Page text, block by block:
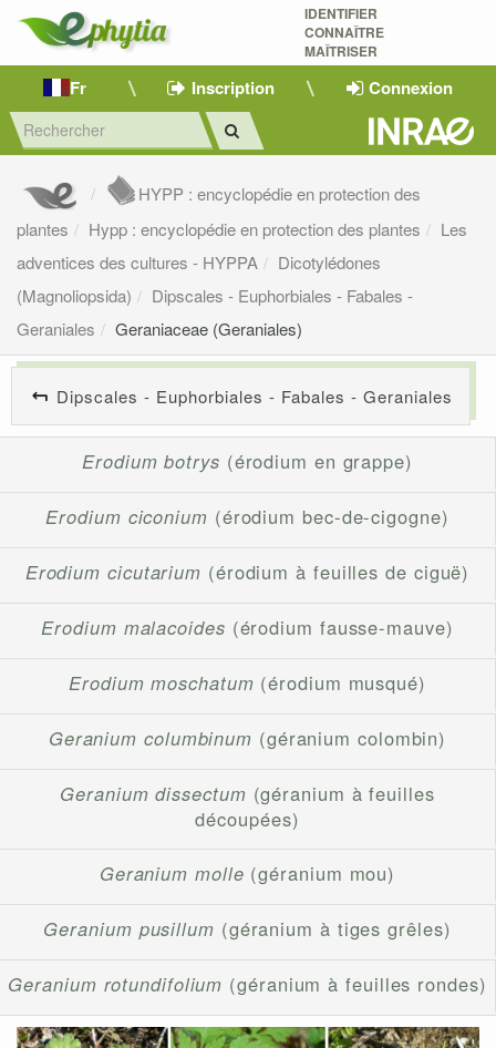
IDENTIFIER
CONNAÎTRE
MAÎTRISER
Fr Inscription Connexion
HYPP : encyclopédie en protection des
plantes
Hypp : encyclopédie en protection des plantes
Les
adventices des cultures - HYPPA
Dicotylédones
(Magnoliopsida)
Dipscales - Euphorbiales - Fabales -
Geraniales
Geraniaceae (Geraniales)
Dipscales - Euphorbiales - Fabales - Geraniales
Erodium botrys (érodium en grappe)
Erodium ciconium (érodium bec-de-cigogne)
Erodium cicutarium (érodium à feuilles de ciguë)
Erodium malacoides (érodium fausse-mauve)
Erodium moschatum (érodium musqué)
Geranium columbinum (géranium colombin)
Geranium dissectum (géranium à feuilles
découpées)
Geranium molle (géranium mou)
Geranium pusillum (géranium à tiges grêles)
Geranium rotundifolium (géranium à feuilles rondes)